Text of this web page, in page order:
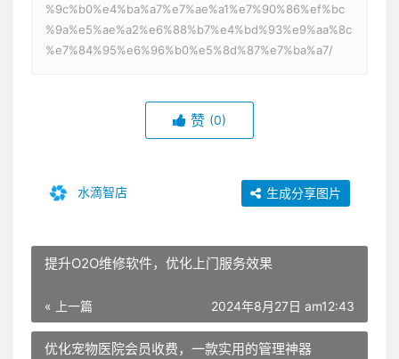
%9c%b0%e4%ba%a7%e7%ae%a1%e7%90%86%ef%bc
%9a%e5%ae%a2%e6%88%b7%e4%bd%93%e9%aa%8c
%e7%84%95%e6%96%b0%e5%8d%87%e7%ba%a7/
赞 (0)
水滴智店 生成分享图片
提升O2O维修软件，优化上门服务效果
« 上一篇 2024年8月27日 am12:43
优化宠物医院会员收费，一款实用的管理神器